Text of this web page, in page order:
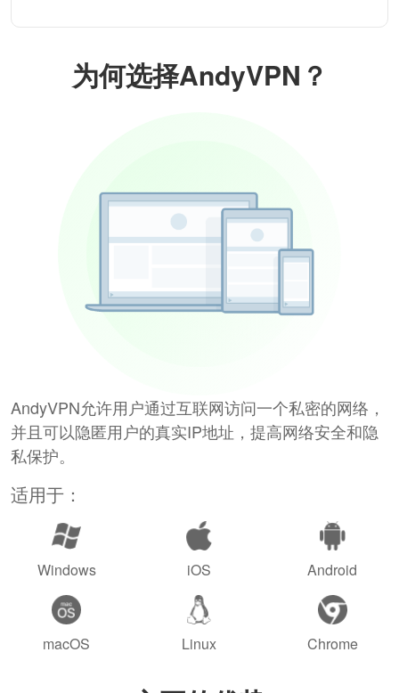
为何选择AndyVPN？
AndyVPN允许用户通过互联网访问一个私密的网络，
并且可以隐匿用户的真实IP地址，提高网络安全和隐
私保护。
适用于：
Windows iOS Android
macOS Linux Chrome